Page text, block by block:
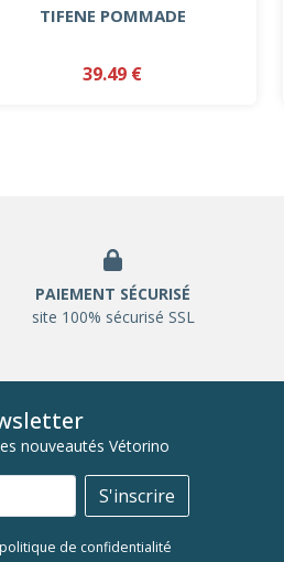
TIFENE POMMADE
39.49 €
PAIEMENT SÉCURISÉ
site 100% sécurisé SSL
nouveautés Vétorino
S'inscrire
de confidentialité